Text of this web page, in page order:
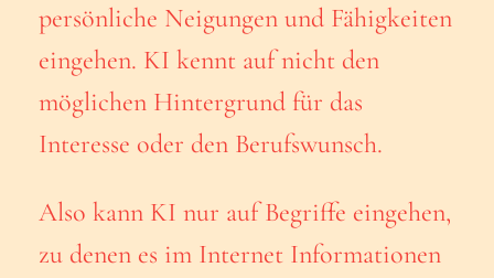
persönliche Neigungen und Fähigkeiten
eingehen. KI kennt auf nicht den
möglichen Hintergrund für das
Interesse oder den Berufswunsch.
Also kann KI nur auf Begriffe eingehen,
zu denen es im Internet Informationen